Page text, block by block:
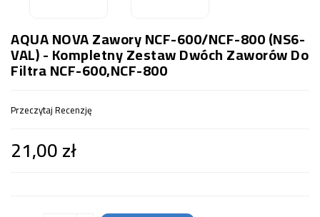
AQUA NOVA Zawory NCF-600/NCF-800 (NS6-
VAL) - Kompletny Zestaw Dwóch Zaworów Do
Filtra NCF-600,NCF-800
Przeczytaj Recenzję
21,00 zł